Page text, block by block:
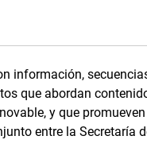
información,
que abordan
y que
entre la Secretaría